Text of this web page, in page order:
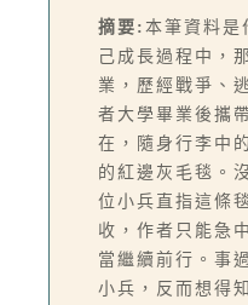
摘要: 本筆資料是
己成長過程中，
業，歷經戰爭、
者大學畢業後攜
在，隨身行李中
的紅邊灰毛毯。
位小兵直指這條
收，作者只能急
當繼續前行。事
小兵，反而想得